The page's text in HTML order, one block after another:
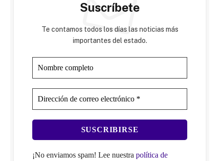
Suscríbete
Te contamos todos los días las noticias más
importantes del estado.
¡No enviamos spam! Lee nuestra política de